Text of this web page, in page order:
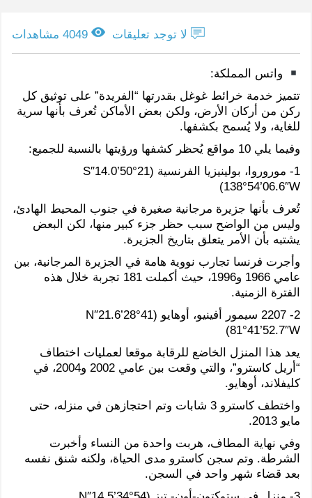
لا توجد تعليقات 4049 مشاهدات
واتس المملكة:
تتميز خدمة خرائط غوغل بقدرتها “الفريدة” على توثيق كل
ركن من أركان الأرض، ولكن بعض الأماكن تُعرف بأنها سرية
للغاية، ولا يُسمح بكشفها.
وفيما يلي 10 مواقع يُحظر كشفها ورؤيتها بالنسبة للجميع:
1- موروروا، بولينيزيا الفرنسية (21°50’14.0″S
138°54’06.6″W)
تُعرف بأنها جزيرة مرجانية صغيرة في جنوب المحيط الهادئ،
وليس من الواضح سبب حظر جزء كبير منها، لكن البعض
يشتبه بأن الأمر يتعلق بتاريخ الجزيرة.
وأجرت فرنسا تجارب نووية هامة في الجزيرة المرجانية، بين
عامي 1966 و1996، حيث أكملت 181 تجربة خلال هذه
الفترة الزمنية.
2- 2207 سيمور أفينيو، أوهايو (41°28’21.6″N
81°41’52.7″W)
يعد هذا المنزل الخاضع للرقابة موقعا لعمليات اختطاف
“أريل كاسترو”، والتي وقعت بين عامي 2002 و2004، في
كليفلاند، أوهايو.
واختطف كاسترو 3 شابات وتم احتجازهن في منزله، حتى
مايو 2013.
وفي نهاية المطاف، هربت واحدة من النساء وأخبرت
الشرطة. وتم سجن كاسترو مدى الحياة، ولكنه شنق نفسه
بعد قضاء شهر واحد في السجن.